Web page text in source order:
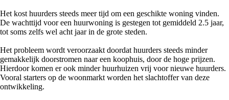
Het kost huurders steeds meer tijd om een geschikte woning vinden.
De wachttijd voor een huurwoning is gestegen tot gemiddeld 2.5 jaar,
tot soms zelfs wel acht jaar in de grote steden.
Het probleem wordt veroorzaakt doordat huurders steeds minder
gemakkelijk doorstromen naar een koophuis, door de hoge prijzen.
Hierdoor komen er ook minder huurhuizen vrij voor nieuwe huurders.
Vooral starters op de woonmarkt worden het slachtoffer van deze
ontwikkeling.